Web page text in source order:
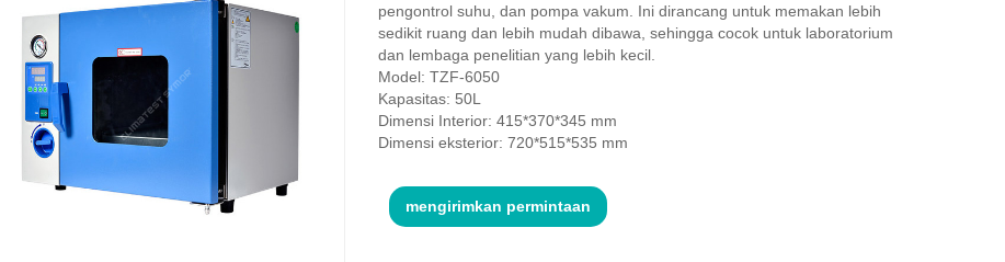
pengontrol suhu, dan pompa vakum. Ini dirancang untuk memakan lebih
sedikit ruang dan lebih mudah dibawa, sehingga cocok untuk laboratorium
dan lembaga penelitian yang lebih kecil.
Model: TZF-6050
Kapasitas: 50L
Dimensi Interior: 415*370*345 mm
Dimensi eksterior: 720*515*535 mm
mengirimkan permintaan